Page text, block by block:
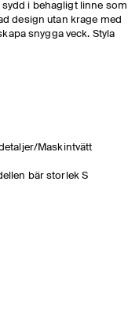
i behagligt linne som
design utan krage med
snygga veck. Styla
Maskintvätt
bär storlek S